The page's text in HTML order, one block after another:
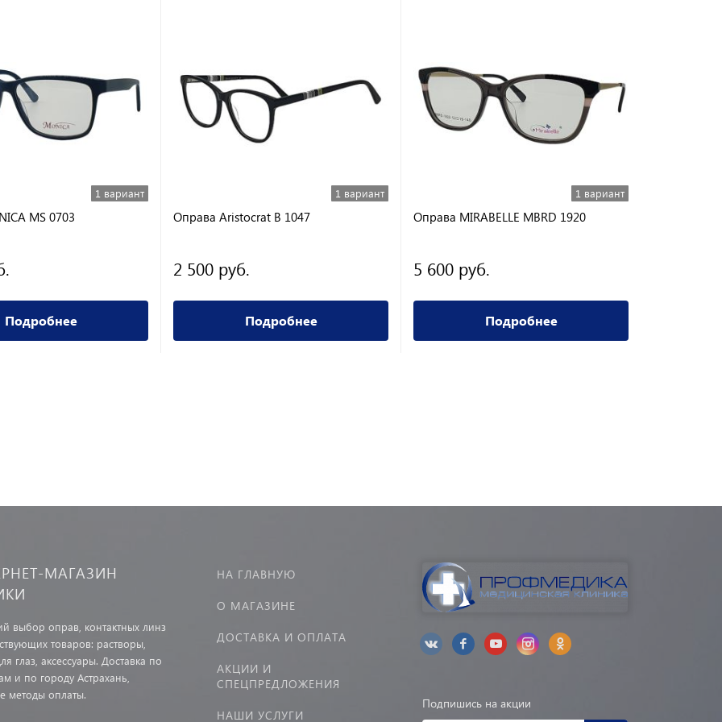
1 вариант
MS 0703
Подробнее
1 вариант
Оправа Aristocrat B 1047
2 500 руб.
Подробнее
1 вариант
Оправа MIRABELLE MBRD 1920
5 600 руб.
Подробнее
МАГАЗИН
выбор оправ, контактных линз
товаров: растворы,
глаз, аксессуары. Доставка по
и по городу Астрахань,
методы оплаты.
НА ГЛАВНУЮ
О МАГАЗИНЕ
ДОСТАВКА И ОПЛАТА
АКЦИИ И
СПЕЦПРЕДЛОЖЕНИЯ
НАШИ УСЛУГИ
Подпишись на акции